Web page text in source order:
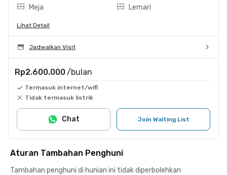
Meja Lemari
Lihat Detail
Jadwalkan Visit
Rp2.600.000 /bulan
Termasuk internet/wifi
Tidak termasuk listrik
Join Waiting List
Chat
Aturan Tambahan Penghuni
Tambahan penghuni di hunian ini tidak diperbolehkan